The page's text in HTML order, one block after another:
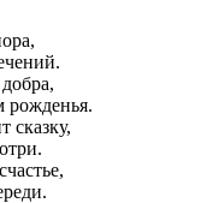
рожденья.
сказку,